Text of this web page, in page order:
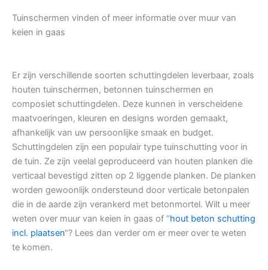
Tuinschermen vinden of meer informatie over muur van
keien in gaas
Er zijn verschillende soorten schuttingdelen leverbaar, zoals
houten tuinschermen, betonnen tuinschermen en
composiet schuttingdelen. Deze kunnen in verscheidene
maatvoeringen, kleuren en designs worden gemaakt,
afhankelijk van uw persoonlijke smaak en budget.
Schuttingdelen zijn een populair type tuinschutting voor in
de tuin. Ze zijn veelal geproduceerd van houten planken die
verticaal bevestigd zitten op 2 liggende planken. De planken
worden gewoonlijk ondersteund door verticale betonpalen
die in de aarde zijn verankerd met betonmortel. Wilt u meer
weten over muur van keien in gaas of “hout beton schutting
incl. plaatsen“? Lees dan verder om er meer over te weten
te komen.